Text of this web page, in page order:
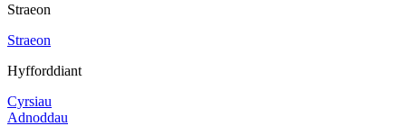
Straeon
Straeon
Hyfforddiant
Cyrsiau
Adnoddau